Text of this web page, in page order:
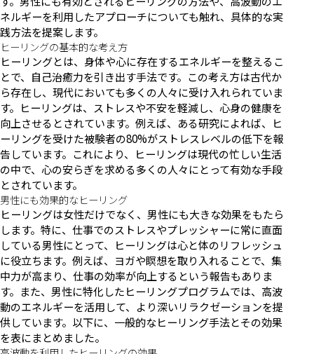
ネルギーを利用したアプローチについても触れ、具体的な実
践方法を提案します。
ヒーリングの基本的な考え方
ヒーリングとは、身体や心に存在するエネルギーを整えるこ
とで、自己治癒力を引き出す手法です。この考え方は古代か
ら存在し、現代においても多くの人々に受け入れられていま
す。ヒーリングは、ストレスや不安を軽減し、心身の健康を
向上させるとされています。例えば、ある研究によれば、ヒ
ーリングを受けた被験者の80%がストレスレベルの低下を報
告しています。これにより、ヒーリングは現代の忙しい生活
の中で、心の安らぎを求める多くの人々にとって有効な手段
とされています。
男性にも効果的なヒーリング
ヒーリングは女性だけでなく、男性にも大きな効果をもたら
します。特に、仕事でのストレスやプレッシャーに常に直面
している男性にとって、ヒーリングは心と体のリフレッシュ
に役立ちます。例えば、ヨガや瞑想を取り入れることで、集
中力が高まり、仕事の効率が向上するという報告もありま
す。また、男性に特化したヒーリングプログラムでは、高波
動のエネルギーを活用して、より深いリラクゼーションを提
供しています。以下に、一般的なヒーリング手法とその効果
を表にまとめました。